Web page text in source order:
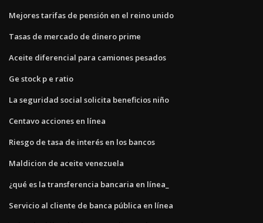
Mejores tarifas de pensión en el reino unido
Tasas de mercado de dinero prime
Aceite diferencial para camiones pesados
Ge stock p e ratio
La seguridad social solicita beneficios niño
Centavo acciones en línea
Riesgo de tasa de interés en los bancos
Maldicion de aceite venezuela
¿qué es la transferencia bancaria en línea_
Servicio al cliente de banca pública en línea